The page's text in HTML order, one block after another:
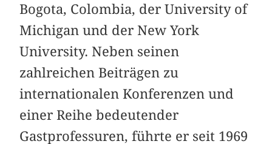
Bogota, Colombia, der University of
Michigan und der New York
University. Neben seinen
zahlreichen Beiträgen zu
internationalen Konferenzen und
einer Reihe bedeutender
Gastprofessuren, führte er seit 1969